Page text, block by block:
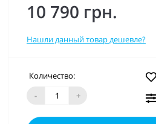
10 790 грн.
Нашли данный товар дешевле?
Количество:
-
+